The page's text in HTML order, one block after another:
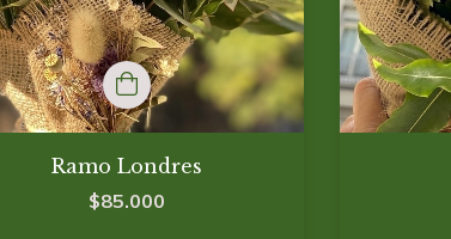
Ramo Londres
$85.000